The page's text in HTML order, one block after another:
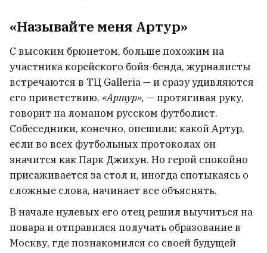
«Называйте меня Артур»
С высоким брюнетом, больше похожим на
участника корейского бойз-бенда, журналисты
встречаются в ТЦ Galleria — и сразу удивляются
его приветствию. «Артур», — протягивая руку,
говорит на ломаном русском футболист.
Собеседники, конечно, опешили: какой Артур,
если во всех футбольных протоколах он
значится как Парк Джихун. Но герой спокойно
присаживается за стол и, иногда спотыкаясь о
сложные слова, начинает все объяснять.
В начале нулевых его отец решил выучиться на
повара и отправился получать образование в
Москву, где познакомился со своей будущей
Погибла 18‑летняя Екатерина
Садовская, дочь молодечненской
активистки Алеси Садовской